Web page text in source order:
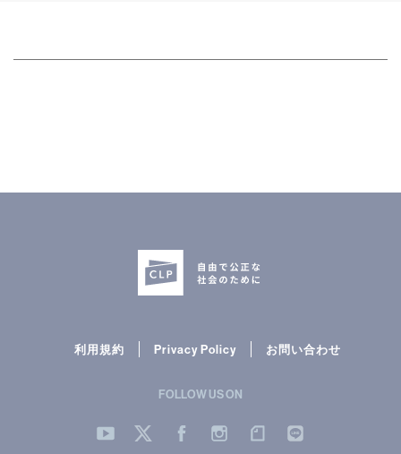
利用規約 Privacy Policy お問い合わせ
FOLLOW US ON